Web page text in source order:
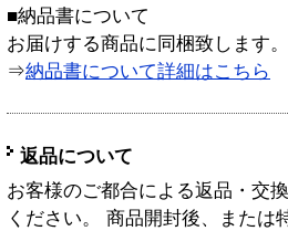
■納品書について
お届けする商品に同梱致します。
⇒納品書について詳細はこちら
返品について
お客様のご都合による返品・交
ください。 商品開封後、または